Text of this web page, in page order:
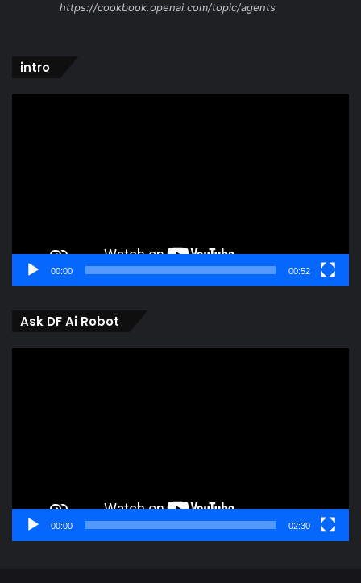
https://cookbook.openai.com/topic/agents
intro
00:00 00:52
Ask DF Ai Robot
00:00 02:30